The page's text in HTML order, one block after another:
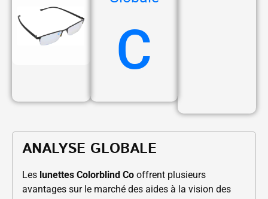
C
ANALYSE GLOBALE
Les lunettes Colorblind Co offrent plusieurs
avantages sur le marché des aides à la vision des